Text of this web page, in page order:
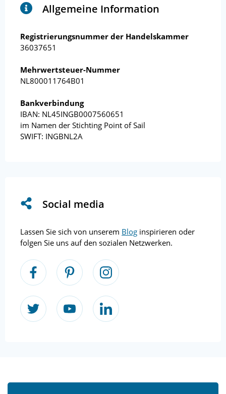
Allgemeine Information
Registrierungsnummer der Handelskammer
36037651
Mehrwertsteuer-Nummer
NL800011764B01
Bankverbindung
IBAN: NL45INGB0007560651
im Namen der Stichting Point of Sail
SWIFT: INGBNL2A
Social media
Lassen Sie sich von unserem Blog inspirieren oder
folgen Sie uns auf den sozialen Netzwerken.